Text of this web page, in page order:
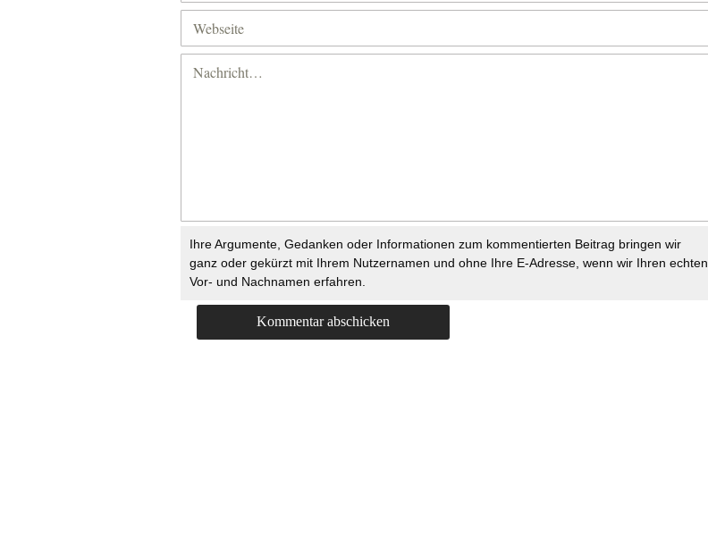
Ihre Argumente, Gedanken oder Informationen zum kommentierten Beitrag bringen wir
ganz oder gekürzt mit Ihrem Nutzernamen und ohne Ihre E-Adresse, wenn wir Ihren echten
Vor- und Nachnamen erfahren.